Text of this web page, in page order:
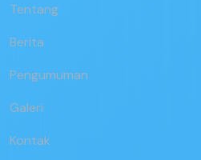
Tentang
Berita
Pengumuman
Galeri
Kontak